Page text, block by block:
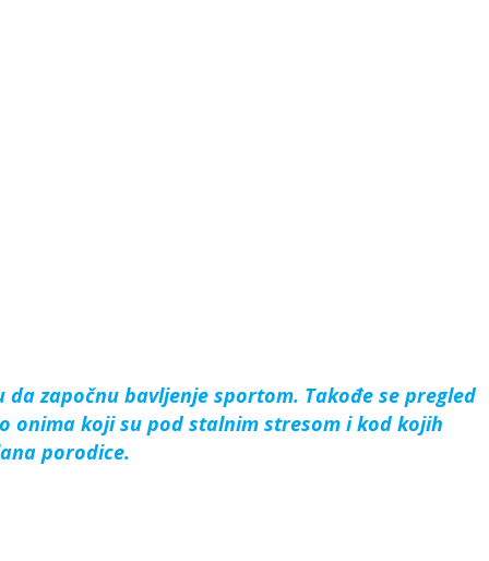
započnu bavljenje sportom. Takođe se pregled
onima koji su pod stalnim stresom i kod kojih
porodice.